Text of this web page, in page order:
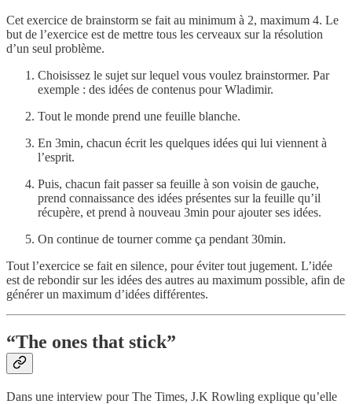
Cet exercice de brainstorm se fait au minimum à 2, maximum 4. Le
but de l’exercice est de mettre tous les cerveaux sur la résolution
d’un seul problème.
Choisissez le sujet sur lequel vous voulez brainstormer. Par
exemple : des idées de contenus pour Wladimir.
Tout le monde prend une feuille blanche.
En 3min, chacun écrit les quelques idées qui lui viennent à
l’esprit.
Puis, chacun fait passer sa feuille à son voisin de gauche,
prend connaissance des idées présentes sur la feuille qu’il
récupère, et prend à nouveau 3min pour ajouter ses idées.
On continue de tourner comme ça pendant 30min.
Tout l’exercice se fait en silence, pour éviter tout jugement. L’idée
est de rebondir sur les idées des autres au maximum possible, afin de
générer un maximum d’idées différentes.
“The ones that stick”
Dans une interview pour The Times, J.K Rowling explique qu’elle